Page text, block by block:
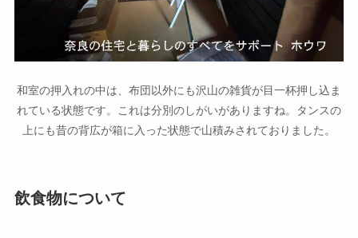
和室の押入れの中は、布団以外にも沢山の雑貨が目一杯押し込ま
れている状態です。これは分別のしがいがありますね。タンスの
上にも昔の背広が箱に入った状態で山積みされておりました。
飲食物について